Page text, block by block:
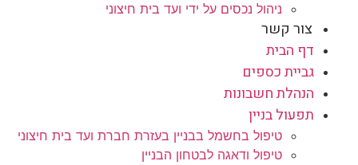
ניהול נכסים על ידי ועד בית חיצוני
צור קשר
דף הבית
גביית כספים
הנהלת חשבונות
תפעול בניין
טיפול בחשמל בבניין בעזרת חברת ועד בית חיצוני
טיפול ודאגה לבטחון הבניין